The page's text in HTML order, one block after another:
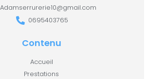
Adamserrurerie10@gmail.com
0695403765
Contenu
Accueil
Prestations